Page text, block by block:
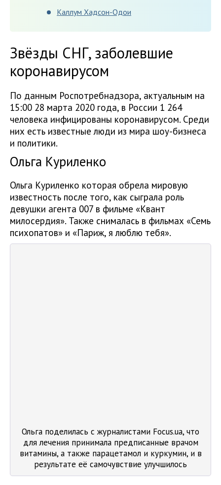
Каллум Хадсон-Одои
Звёзды СНГ, заболевшие
коронавирусом
По данным Роспотребнадзора, актуальным на
15:00 28 марта 2020 года, в России 1 264
человека инфицированы коронавирусом. Среди
них есть известные люди из мира шоу-бизнеса
и политики.
Ольга Куриленко
Ольга Куриленко которая обрела мировую
известность после того, как сыграла роль
девушки агента 007 в фильме «Квант
милосердия». Также снималась в фильмах «Семь
психопатов» и «Париж, я люблю тебя».
Ольга поделилась с журналистами Focus.ua, что
для лечения принимала предписанные врачом
витамины, а также парацетамол и куркумин, и в
результате её самочувствие улучшилось